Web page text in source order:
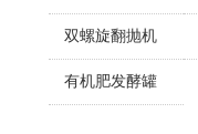
双螺旋翻抛机
有机肥发酵罐